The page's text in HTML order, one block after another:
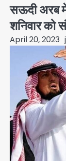
सऊदी अरब
शनिवार को
April 20, 2023